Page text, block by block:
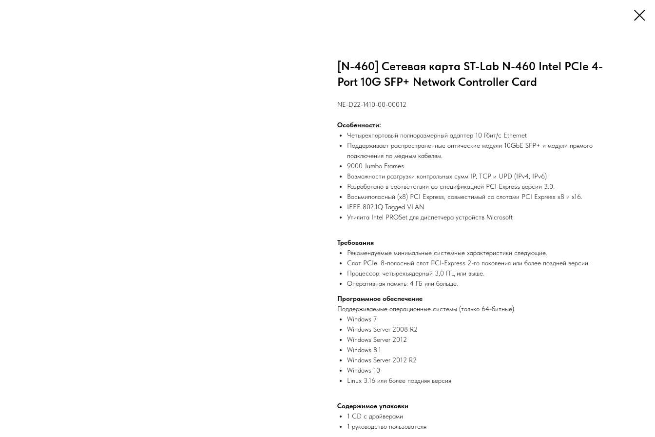
[N-460] Сетевая карта ST-Lab N-460 Intel PCIe 4-
Port 10G SFP+ Network Controller Card
NE-D22-1410-00-00012
Особенности:
Четырехпортовый полноразмерный адаптер 10 Гбит/с Ethernet
Поддерживает распространенные оптические модули 10GbE SFP+ и модули прямого
подключения по медным кабелям.
9000 Jumbo Frames
Возможности разгрузки контрольных сумм IP, TCP и UPD (IPv4, IPv6)
Разработано в соответствии со спецификацией PCI Express версии 3.0.
Восьмиполосный (x8) PCI Express, совместимый со слотами PCI Express x8 и x16.
IEEE 802.1Q Tagged VLAN
Утилита Intel PROSet для диспетчера устройств Microsoft
Требования
Рекомендуемые минимальные системные характеристики следующие.
Слот PCIe: 8-полосный слот PCI-Express 2-го поколения или более поздней версии.
Процессор: четырехъядерный 3,0 ГГц или выше.
Оперативная память: 4 ГБ или больше.
Программное обеспечение
Поддерживаемые операционные системы (только 64-битные)
Windows 7
Windows Server 2008 R2
Windows Server 2012
Windows 8.1
Windows Server 2012 R2
Windows 10
Linux 3.16 или более поздняя версия
Содержимое упаковки
1 CD с драйверами
1 руководство пользователя